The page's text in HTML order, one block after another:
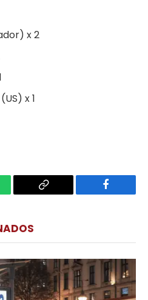
x 2
(US) x 1
Copy
Facebook